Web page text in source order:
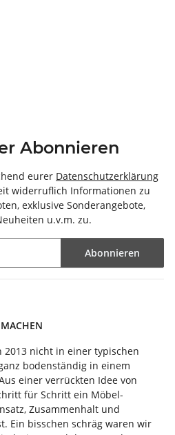
Abonnieren
eurer Datenschutzerklärung
widerruflich Informationen zu
exklusive Sonderangebote,
u.v.m. zu.
Abonnieren
2013 nicht in einer typischen
bodenständig in einem
einer verrückten Idee von
für Schritt ein Möbel-
Zusammenhalt und
Ein bisschen schräg waren wir